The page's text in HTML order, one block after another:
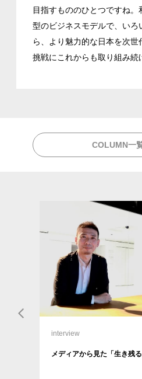
目指すもののひとつですね
型のビジネスモデルで、い
ら、より魅力的な日本を次
挑戦にこれからも取り組み続
COLUMN一
interview
メディアから見た「生き残